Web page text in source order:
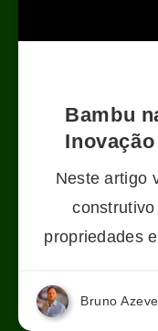
Bambu
Neste artigo
propriedades
Bruno